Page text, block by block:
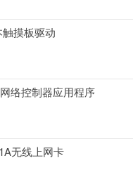
摸板驱动
络控制器应用程序
无线上网卡